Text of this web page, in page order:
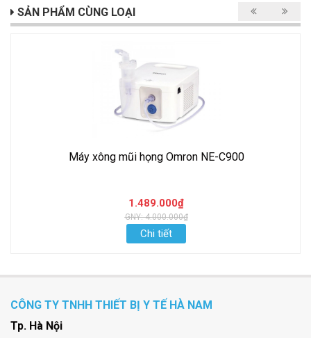
SẢN PHẨM CÙNG LOẠI
Máy xông mũi họng Omron NE-C900
1.489.000₫
GNY: 4.000.000₫
Chi tiết
CÔNG TY TNHH THIẾT BỊ Y TẾ HÀ NAM
Tp. Hà Nội